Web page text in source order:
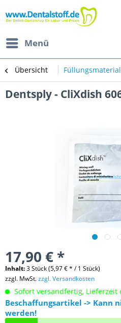
Menü
Übersicht
Dentsply - CliXdish
17,90 € *
Inhalt:3 Stück (5,97 € * / 1 Stück)
zzgl. MwSt.zzgl. Versandkosten
Sofort versandfertig, Lieferzeit
Beschaffungsartikel -> Kann
werden!